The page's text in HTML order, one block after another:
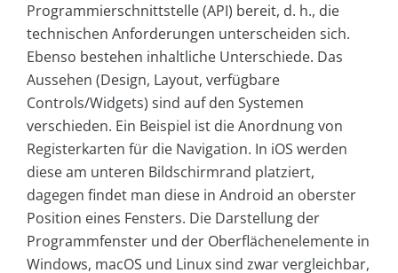
Programmierschnittstelle (API) bereit, d. h., die
technischen Anforderungen unterscheiden sich.
Ebenso bestehen inhaltliche Unterschiede. Das
Aussehen (Design, Layout, verfügbare
Controls/Widgets) sind auf den Systemen
verschieden. Ein Beispiel ist die Anordnung von
Registerkarten für die Navigation. In iOS werden
diese am unteren Bildschirmrand platziert,
dagegen findet man diese in Android an oberster
Position eines Fensters. Die Darstellung der
Programmfenster und der Oberflächenelemente in
Windows, macOS und Linux sind zwar vergleichbar,